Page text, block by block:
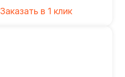
Заказать в 1 клик